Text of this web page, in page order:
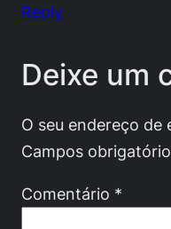
Reply
Deixe um
O seu endereço de
Campos
Comentário *